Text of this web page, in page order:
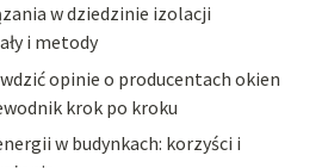
w dziedzinie izolacji
i metody
opinie o producentach okien
krok po kroku
w budynkach: korzyści i